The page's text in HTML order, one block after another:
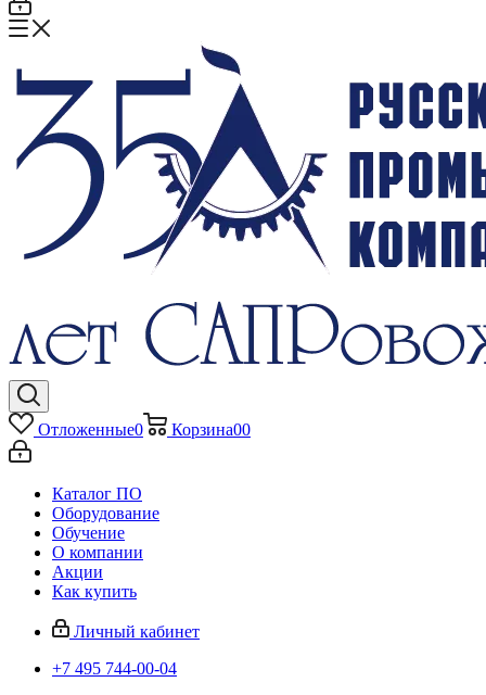
Отложенные0 Корзина00
Каталог ПО
Оборудование
Обучение
О компании
Акции
Как купить
Личный кабинет
+7 495 744-00-04